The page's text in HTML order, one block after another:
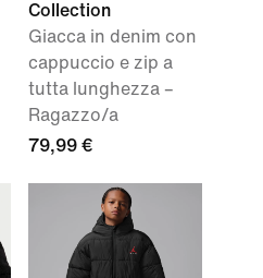
Collection
Giacca in denim con
cappuccio e zip a
tutta lunghezza –
Ragazzo/a
79,99 €